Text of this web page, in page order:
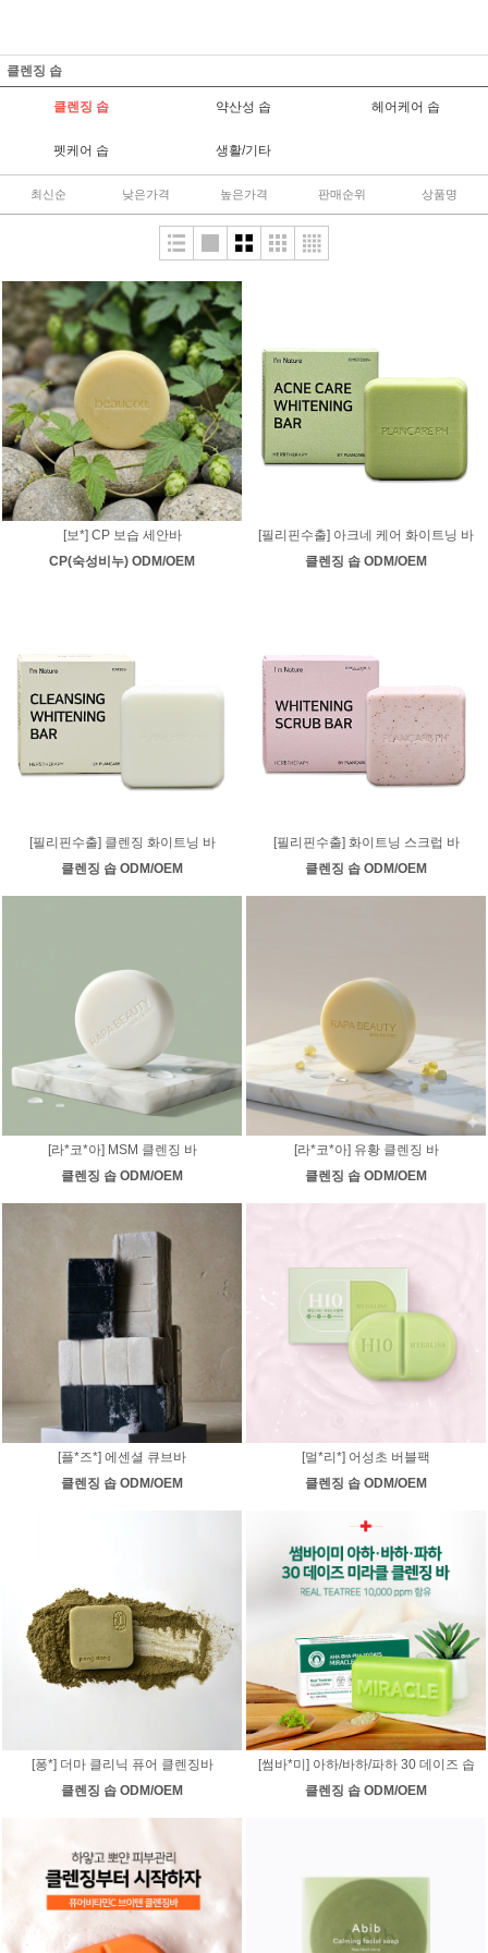
클렌징 솝
클렌징 솝 약산성 솝 헤어케어 솝
펫케어 솝 생활/기타
최신순 낮은가격 높은가격 판매순위 상품명
[보*] CP 보습 세안바
CP(숙성비누) ODM/OEM
[필리핀수출] 아크네 케어 화이트닝 바
클렌징 솝 ODM/OEM
[필리핀수출] 클렌징 화이트닝 바
클렌징 솝 ODM/OEM
[필리핀수출] 화이트닝 스크럽 바
클렌징 솝 ODM/OEM
[라*코*아] MSM 클렌징 바
클렌징 솝 ODM/OEM
[라*코*아] 유황 클렌징 바
클렌징 솝 ODM/OEM
[플*즈*] 에센셜 큐브바
클렌징 솝 ODM/OEM
[멀*리*] 어성초 버블팩
클렌징 솝 ODM/OEM
[퐁*] 더마 클리닉 퓨어 클렌징바
클렌징 솝 ODM/OEM
[썸바*미] 아하/바하/파하 30 데이즈 솝
클렌징 솝 ODM/OEM